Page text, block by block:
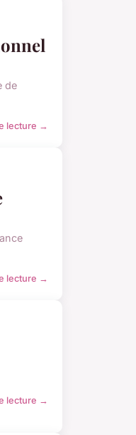
de
lecture →
lecture →
lecture →